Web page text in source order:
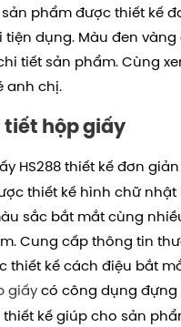
sản phẩm được thiết kế
tiện dụng. Màu đen
tiết sản phẩm.Cùng
anh chị.
tiết hộp giấy
HS288 thiết kế đơn
thiết kế hình chữ nhật
sắc bắt mắt cùng
Cung cấp thông tin
thiết kế cách điệu bắt
giấycó công dụng
kế giúp cho sản